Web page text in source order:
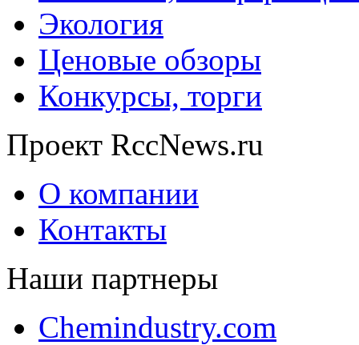
Экология
Ценовые обзоры
Конкурсы, торги
Проект RccNews.ru
О компании
Контакты
Наши партнеры
Chemindustry.com